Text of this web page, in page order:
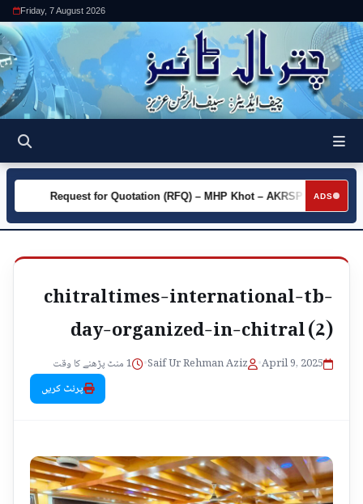
Friday, 7 August 2026
ADS
►
Request for Quotation (RFQ) – MHP Khot – AKRSP
chitraltimes-international-tb-
day-organized-in-chitral (2)
April 9, 2025
•
Saif Ur Rehman Aziz
•
1 منٹ پڑھنے کا وقت
پرنٹ کریں